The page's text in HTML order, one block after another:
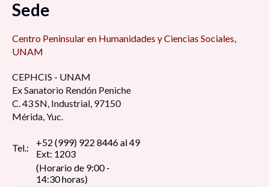
Sede
Centro Peninsular en Humanidades y Ciencias Sociales,
UNAM
CEPHCIS - UNAM
Ex Sanatorio Rendón Peniche
C. 43 SN, Industrial, 97150
Mérida, Yuc.
Tel.:
+52 (999) 922 8446 al 49
Ext: 1203
(Horario de 9:00 -
14:30 horas)